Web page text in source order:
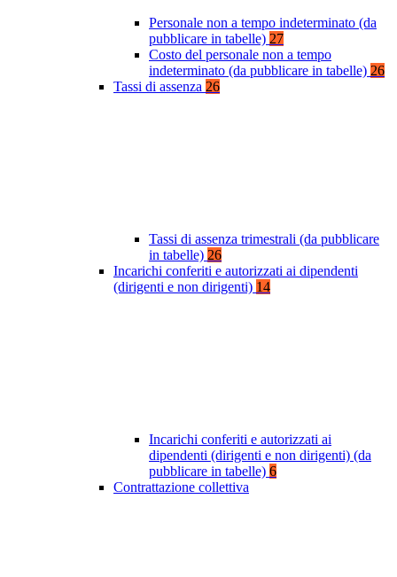
Personale non a tempo indeterminato (da
pubblicare in tabelle) 27
Costo del personale non a tempo
indeterminato (da pubblicare in tabelle) 26
Tassi di assenza 26
Tassi di assenza trimestrali (da pubblicare
in tabelle) 26
Incarichi conferiti e autorizzati ai dipendenti
(dirigenti e non dirigenti) 14
Incarichi conferiti e autorizzati ai
dipendenti (dirigenti e non dirigenti) (da
pubblicare in tabelle) 6
Contrattazione collettiva